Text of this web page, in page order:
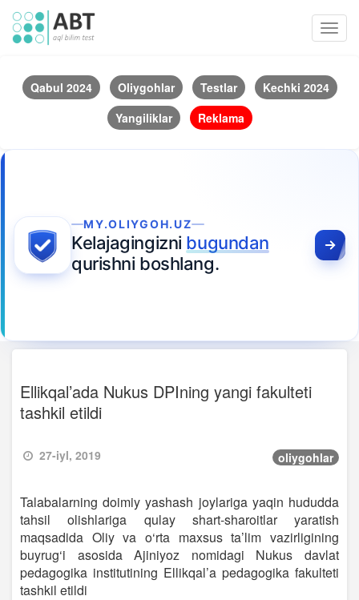
Qabul 2024 Oliygohlar Testlar
Kechki 2024
Yangiliklar
Reklama
MY.OLIYGOH.UZ
Kelajagingizni bugundan
qurishni boshlang.
Ellikqal’ada Nukus DPIning yangi fakulteti
tashkil etildi
27-iyl, 2019 oliygohlar
Talabalarning doimiy yashash joylariga yaqin hududda
tahsil olishlariga qulay shart-sharoitlar yaratish
maqsadida Oliy va o‘rta maxsus ta’lim vazirligining
buyrug‘i asosida Ajiniyoz nomidagi Nukus davlat
pedagogika institutining Ellikqal’a pedagogika fakulteti
tashkil etildi